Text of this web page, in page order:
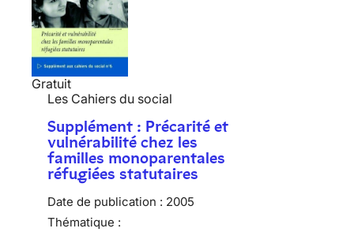
Gratuit
Les Cahiers du social
Supplément : Précarité et
vulnérabilité chez les
familles monoparentales
réfugiées statutaires
Date de publication : 2005
Thématique :